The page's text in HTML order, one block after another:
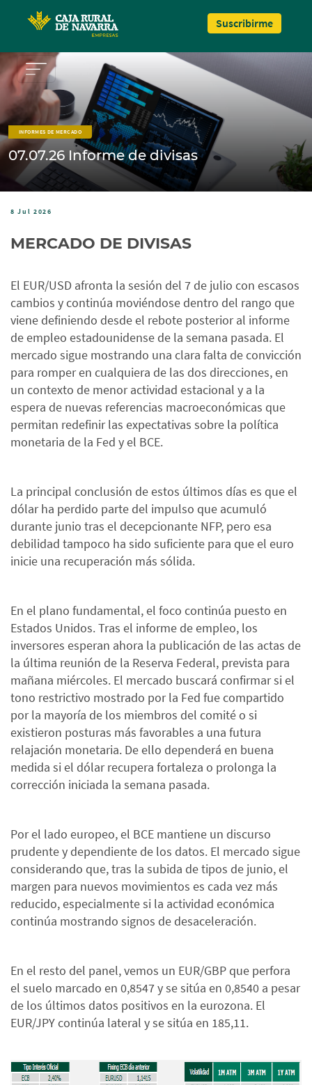
Suscribirme
INFORMES DE MERCADO
07.07.26 Informe de divisas
8 Jul 2026
MERCADO DE DIVISAS
El EUR/USD afronta la sesión del 7 de julio con escasos
cambios y continúa moviéndose dentro del rango que
viene definiendo desde el rebote posterior al informe
de empleo estadounidense de la semana pasada. El
mercado sigue mostrando una clara falta de convicción
para romper en cualquiera de las dos direcciones, en
un contexto de menor actividad estacional y a la
espera de nuevas referencias macroeconómicas que
permitan redefinir las expectativas sobre la política
monetaria de la Fed y el BCE.
La principal conclusión de estos últimos días es que el
dólar ha perdido parte del impulso que acumuló
durante junio tras el decepcionante NFP, pero esa
debilidad tampoco ha sido suficiente para que el euro
inicie una recuperación más sólida.
En el plano fundamental, el foco continúa puesto en
Estados Unidos. Tras el informe de empleo, los
inversores esperan ahora la publicación de las actas de
la última reunión de la Reserva Federal, prevista para
mañana miércoles. El mercado buscará confirmar si el
tono restrictivo mostrado por la Fed fue compartido
por la mayoría de los miembros del comité o si
existieron posturas más favorables a una futura
relajación monetaria. De ello dependerá en buena
medida si el dólar recupera fortaleza o prolonga la
corrección iniciada la semana pasada.
Por el lado europeo, el BCE mantiene un discurso
prudente y dependiente de los datos. El mercado sigue
considerando que, tras la subida de tipos de junio, el
margen para nuevos movimientos es cada vez más
reducido, especialmente si la actividad económica
continúa mostrando signos de desaceleración.
En el resto del panel, vemos un EUR/GBP que perfora
el suelo marcado en 0,8547 y se sitúa en 0,8540 a pesar
de los últimos datos positivos en la eurozona. El
EUR/JPY continúa lateral y se sitúa en 185,11.